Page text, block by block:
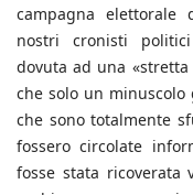
campagna
nostri cronisti
dovuta ad una «stretta
che solo un
che sono totalmente
fossero circolate
fosse stata ricoverata